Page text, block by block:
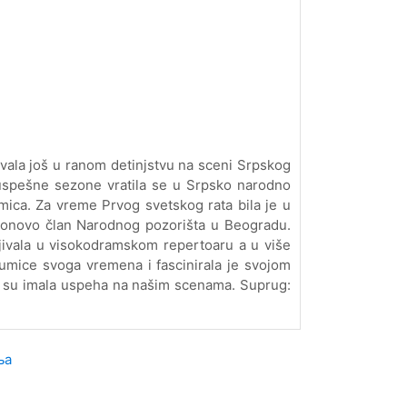
još u ranom detinjstvu na sceni Srpskog
sezone vratila se u Srpsko narodno
Za vreme Prvog svetskog rata bila je u
član Narodnog pozorišta u Beogradu.
u visokodramskom repertoaru a u više
svoga vremena i fascinirala je svojom
imala uspeha na našim scenama. Suprug: